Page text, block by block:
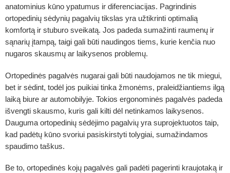
anatominius kūno ypatumus ir diferenciacijas. Pagrindinis
ortopedinių sėdynių pagalvių tikslas yra užtikrinti optimalią
komfortą ir stuburo sveikatą. Jos padeda sumažinti raumenų ir
sąnarių įtampą, taigi gali būti naudingos tiems, kurie kenčia nuo
nugaros skausmų ar laikysenos problemų.
Ortopedinės pagalvės nugarai gali būti naudojamos ne tik miegui,
bet ir sėdint, todėl jos puikiai tinka žmonėms, praleidžiantiems ilgą
laiką biure ar automobilyje. Tokios ergonominės pagalvės padeda
išvengti skausmo, kuris gali kilti dėl netinkamos laikysenos.
Dauguma ortopedinių sėdėjimo pagalvių yra suprojektuotos taip,
kad padėtų kūno svoriui pasiskirstyti tolygiai, sumažindamos
spaudimo taškus.
Be to, ortopedinės kojų pagalvės gali padėti pagerinti kraujotaką ir